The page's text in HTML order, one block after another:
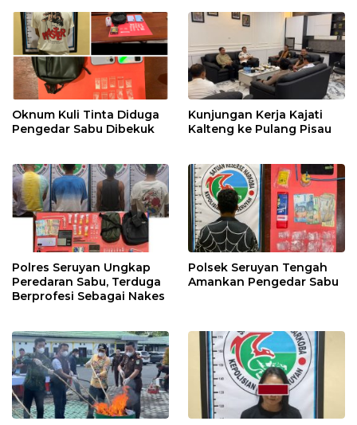
Oknum Kuli Tinta Diduga
Pengedar Sabu Dibekuk
Kunjungan Kerja Kajati
Kalteng ke Pulang Pisau
Polres Seruyan Ungkap
Peredaran Sabu, Terduga
Berprofesi Sebagai Nakes
Polsek Seruyan Tengah
Amankan Pengedar Sabu